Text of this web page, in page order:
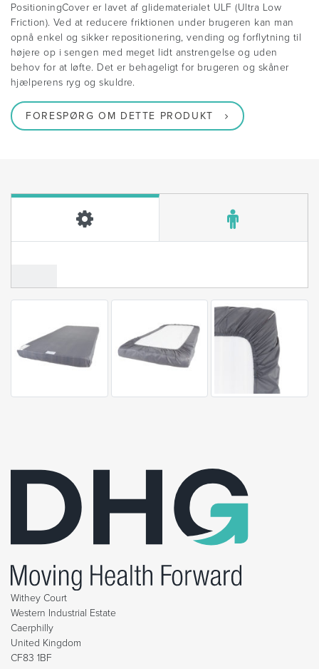
PositioningCover er lavet af glidematerialet ULF (Ultra Low
Friction). Ved at reducere friktionen under brugeren kan man
opnå enkel og sikker repositionering, vending og forflytning til
højere op i sengen med meget lidt anstrengelse og uden
behov for at løfte. Det er behageligt for brugeren og skåner
hjælperens ryg og skuldre.
FORESPØRG OM DETTE PRODUKT
Withey Court
Western Industrial Estate
Caerphilly
United Kingdom
CF83 1BF